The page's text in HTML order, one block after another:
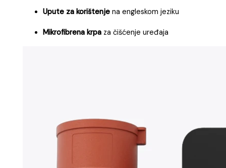
Upute za korištenje na engleskom jeziku
Mikrofibrena krpa za čišćenje uređaja